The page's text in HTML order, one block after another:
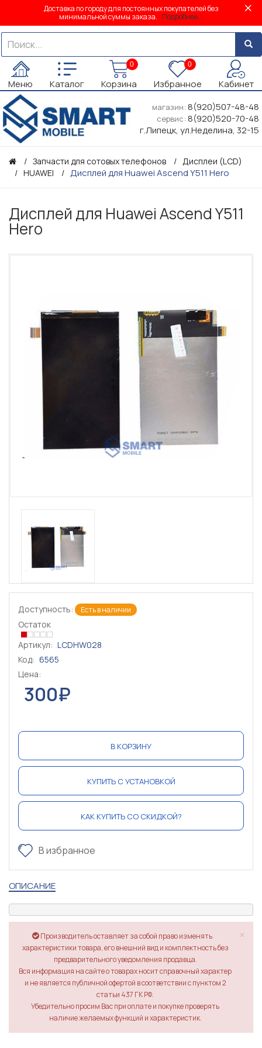
Доставка по городу для постоянных покупателей без
минимальной суммы заказа. Подробнее...
Меню Каталог
0
Корзина
0
Избранное Кабинет
магазин: 8(920)507-48-48
сервис: 8(920)520-70-48
г.Липецк, ул.Неделина, 32-15
Запчасти для сотовых телефонов
Дисплеи (LCD)
HUAWEI
Дисплей для Huawei Ascend Y511 Hero
Дисплей для Huawei Ascend Y511
Hero
Доступность: Есть в наличии
Остаток
Артикул: LCDHW028
Код: 6565
Цена:
300₽
В КОРЗИНУ
КУПИТЬ С УСТАНОВКОЙ
КАК КУПИТЬ СО СКИДКОЙ?
В избранное
ОПИСАНИЕ
×
Производитель оставляет за собой право изменять
характеристики товара, его внешний вид и комплектность без
предварительного уведомления продавца.
Вся информация на сайте о товарах носит справочный характер
и не является публичной офертой в соответствии с пунктом 2
статьи 437 ГК РФ.
Убедительно просим Вас при оплате и покупке проверять
наличие желаемых функций и характеристик.